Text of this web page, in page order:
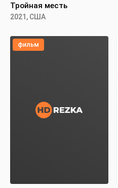
Тройная месть
2021, США
фильм